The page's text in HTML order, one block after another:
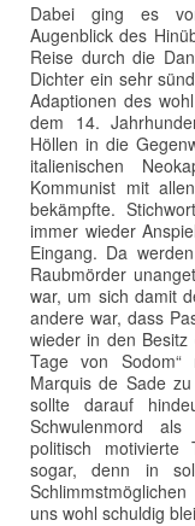
Dabei ging es
Augenblick des
Reise durch die
Dichter ein sehr
Adaptionen des
dem 14.
Höllen in die
italienischen
Kommunist mit
bekämpfte.
immer wieder
Eingang. Da
Raubmörder
war, um sich damit
andere war, dass
wieder in den Besitz
Tage von Sodom“
Marquis de Sade
sollte darauf
Schwulenmord
politisch motivierte
sogar, denn in
uns wohl schuldig